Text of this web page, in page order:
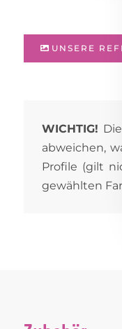
UNSERE
WICHTIG!
abweichen,
Profile (gilt
gewählten